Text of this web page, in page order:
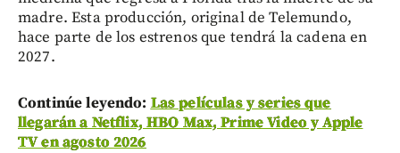
madre. Esta producción, original de Telemundo,
hace parte de los estrenos que tendrá la cadena en
2027.
Continúe leyendo: Las películas y series que
llegarán a Netflix, HBO Max, Prime Video y Apple
TV en agosto 2026